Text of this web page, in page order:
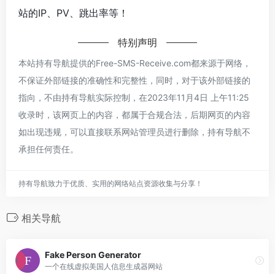
站的IP、PV、跳出率等！
特别声明
本站持有导航提供的Free-SMS-Receive.com都来源于网络，
不保证外部链接的准确性和完整性，同时，对于该外部链接的
指向，不由持有导航实际控制，在2023年11月4日 上午11:25
收录时，该网页上的内容，都属于合规合法，后期网页的内容
如出现违规，可以直接联系网站管理员进行删除，持有导航不
承担任何责任。
持有导航致力于优质、实用的网络站点资源收集与分享！
相关导航
Fake Person Generator
一个在线虚拟美国人信息生成器网站